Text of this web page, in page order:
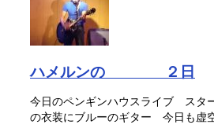
ハメルンの ２日
今日のペンギンハウスライブ スタ
の衣装にブルーのギター 今日も虚